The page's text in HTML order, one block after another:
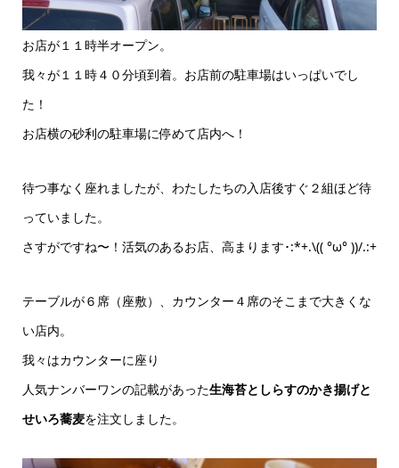
お店が１１時半オープン。
我々が１１時４０分頃到着。お店前の駐車場はいっぱいでし
た！
お店横の砂利の駐車場に停めて店内へ！
待つ事なく座れましたが、わたしたちの入店後すぐ２組ほど待
っていました。
さすがですね〜！活気のあるお店、高まります･:*+.\(( °ω° ))/.:+
テーブルが６席（座敷）、カウンター４席のそこまで大きくな
い店内。
我々はカウンターに座り
人気ナンバーワンの記載があった生海苔としらすのかき揚げと
せいろ蕎麦を注文しました。